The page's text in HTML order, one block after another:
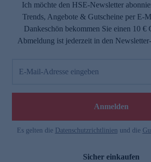
Ich möchte den HSE-Newsletter
Trends, Angebote & Gutscheine per E-
Dankeschön bekommen Sie einen 10 €
Abmeldung ist jederzeit in den
E-Mail-Adresse eingeben
Anmelden
Es gelten die Datenschutzrichtlinien und die
Sicher einkaufen